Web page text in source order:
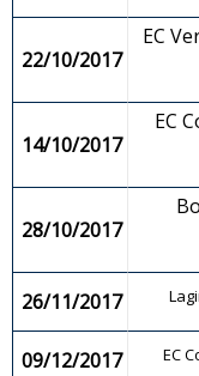
22/10/2017
EC
14/10/2017
EC
28/10/2017
26/11/2017
09/12/2017 EC